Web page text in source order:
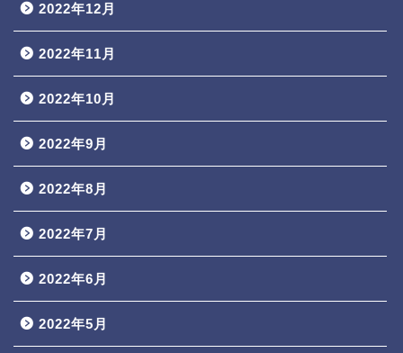
2022年12月
2022年11月
2022年10月
2022年9月
2022年8月
2022年7月
2022年6月
2022年5月